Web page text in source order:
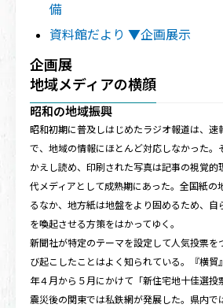
備
資料館だより ▼企画展示
企画展
地域メディアの横顔
昭和の地域振興
昭和初期に普及しはじめたラジオ報道は、速
で、地域の情報にほとんど対応しなかった。
かえし読め、印刷された写真は記事の視覚的
代メディアとして成熟期にあった。全国紙の
るなか、地方紙は地盤をより固めるため、自
を喚起させる方策をはかってゆく。
新聞社が特定のテーマを設定して人気投票を
び起こしたことはよく知られている。『横貿
年４月から５月にかけて「新住宅地十佳選投
震災後の関東では私鉄網が発展した。県内で